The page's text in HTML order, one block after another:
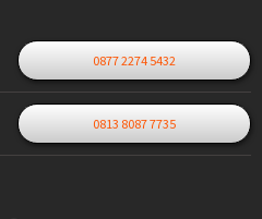
0877 2274 5432
0813 8087 7735